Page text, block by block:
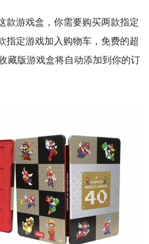
款游戏盒，你需要购买两款指定
指定游戏加入购物车，免费的超
藏版游戏盒将自动添加到你的订